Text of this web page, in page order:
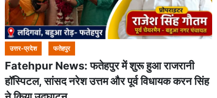
उत्तर-प्रदेश फतेहपुर
Fatehpur News: फतेहपुर में शुरू हुआ राजरानी
हॉस्पिटल, सांसद नरेश उत्तम और पूर्व विधायक करन सिंह